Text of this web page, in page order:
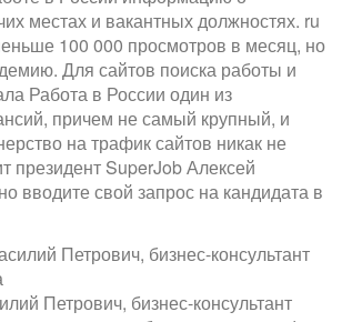
местах и вакантных должностях. ru
100 000 просмотров в месяц, но
Для сайтов поиска работы и
Работа в России один из
причем не самый крупный, и
на трафик сайтов никак не
президент SuperJob Алексей
вводите свой запрос на кандидата в
Петрович, бизнес-консультант